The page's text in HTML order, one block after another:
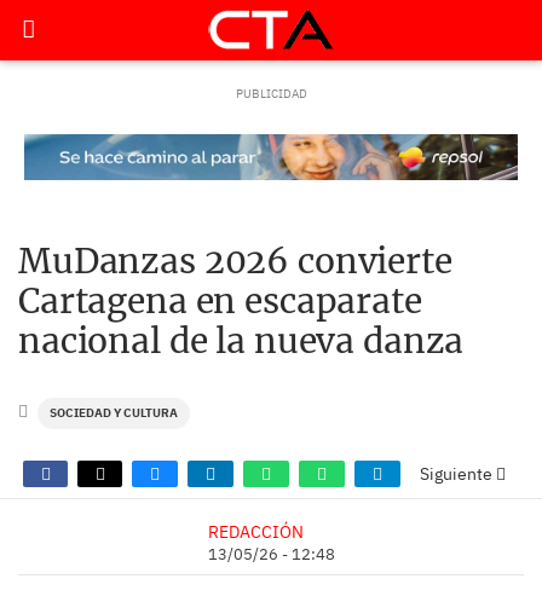
MuDanzas 2026 convierte
Cartagena en escaparate
nacional de la nueva danza
SOCIEDAD Y CULTURA
Siguiente
REDACCIÓN
13/05/26 - 12:48